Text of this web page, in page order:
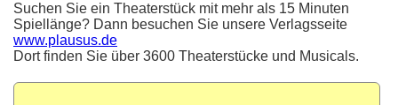
Suchen Sie ein Theaterstück mit mehr als 15 Minuten
Spiellänge? Dann besuchen Sie unsere Verlagsseite
www.plausus.de
Dort finden Sie über 3600 Theaterstücke und Musicals.